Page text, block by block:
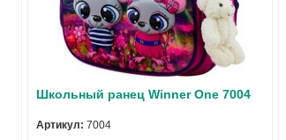
Школьный ранец Winner One 7004
Артикул: 7004